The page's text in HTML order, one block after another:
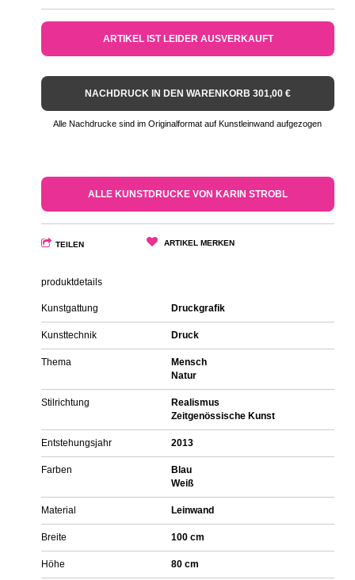
ARTIKEL IST LEIDER AUSVERKAUFT
NACHDRUCK IN DEN WARENKORB 301,00 €
Alle Nachdrucke sind im Originalformat auf Kunstleinwand aufgezogen
ALLE KUNSTDRUCKE VON KARIN STROBL
TEILEN ARTIKEL MERKEN
produktdetails
Kunstgattung Druckgrafik
Kunsttechnik Druck
Thema
Mensch
Natur
Stilrichtung
Realismus
Zeitgenössische Kunst
Entstehungsjahr 2013
Farben
Blau
Weiß
Material Leinwand
Breite 100 cm
Höhe 80 cm